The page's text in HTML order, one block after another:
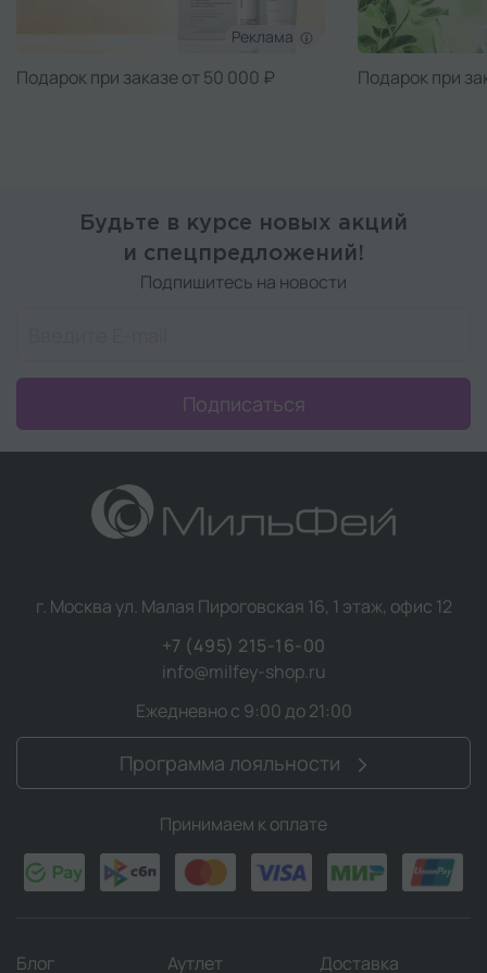
Реклама
Подарок при заказе от 50 000 ₽ Подарок при
Будьте в курсе новых акций
и спецпредложений!
Подпишитесь на новости
Подписаться
г. Москва ул. Малая Пироговская 16, 1 этаж, офис 12
+7 (495) 215-16-00
info@milfey-shop.ru
Ежедневно с 9:00 до 21:00
Программа лояльности
Принимаем к оплате
Блог Аутлет Доставка